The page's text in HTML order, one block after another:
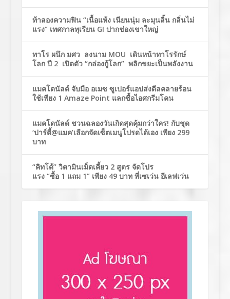
ท้าลองความฟิน “เนื้อแห้ง เนียนนุ่ม ละมุนลิ้น กลิ่นไม่
แรง” เทศกาลทุเรียน GI ปากช่องเขาใหญ่
ทาโร ผนึก มศว ลงนาม MOU เดินหน้าทาโรรักษ์
โลก ปี 2 เปิดตัว “กล่องกู้โลก” พลิกขยะเป็นพลังงาน
แมคโดนัลด์ จับมือ อเมซ ซูเปอร์แอปส่งดีลคลายร้อน
ใช้เพียง 1 Amaze Point แลกซื้อไอศกรีมโคน
แมคโดนัลด์ ชวนฉลองวันเกิดสุดคุ้มกว่าใคร! กับชุด
‘ปาร์ตี้@แมค’เลือกจัดเซ็ตเมนูโปรดได้เอง เพียง 299
บาท
“คิทโด้” วิตามินเม็ดเคี้ยว 2 สูตร จัดโปร
แรง “ซื้อ 1 แถม 1” เพียง 49 บาท ที่เซเว่น อีเลฟเว่น